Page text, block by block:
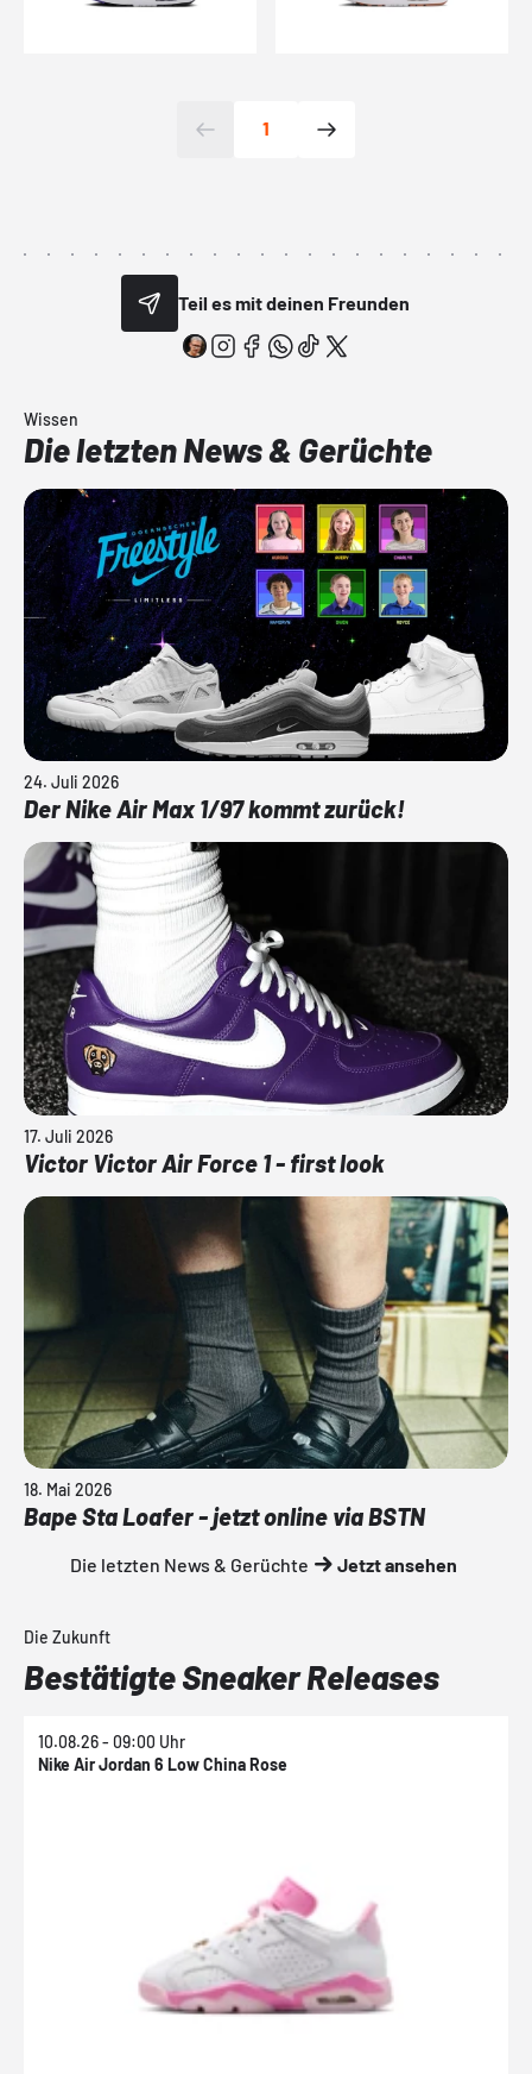
1
Teil es mit deinen Freunden
Wissen
Die letzten News & Gerüchte
24. Juli 2026
Der Nike Air Max 1/97 kommt zurück!
17. Juli 2026
Victor Victor Air Force 1 - first look
18. Mai 2026
Bape Sta Loafer - jetzt online via BSTN
Die letzten News & Gerüchte Jetzt ansehen
Die Zukunft
Bestätigte Sneaker Releases
10.08.26 - 09:00 Uhr
Nike Air Jordan 6 Low China Rose